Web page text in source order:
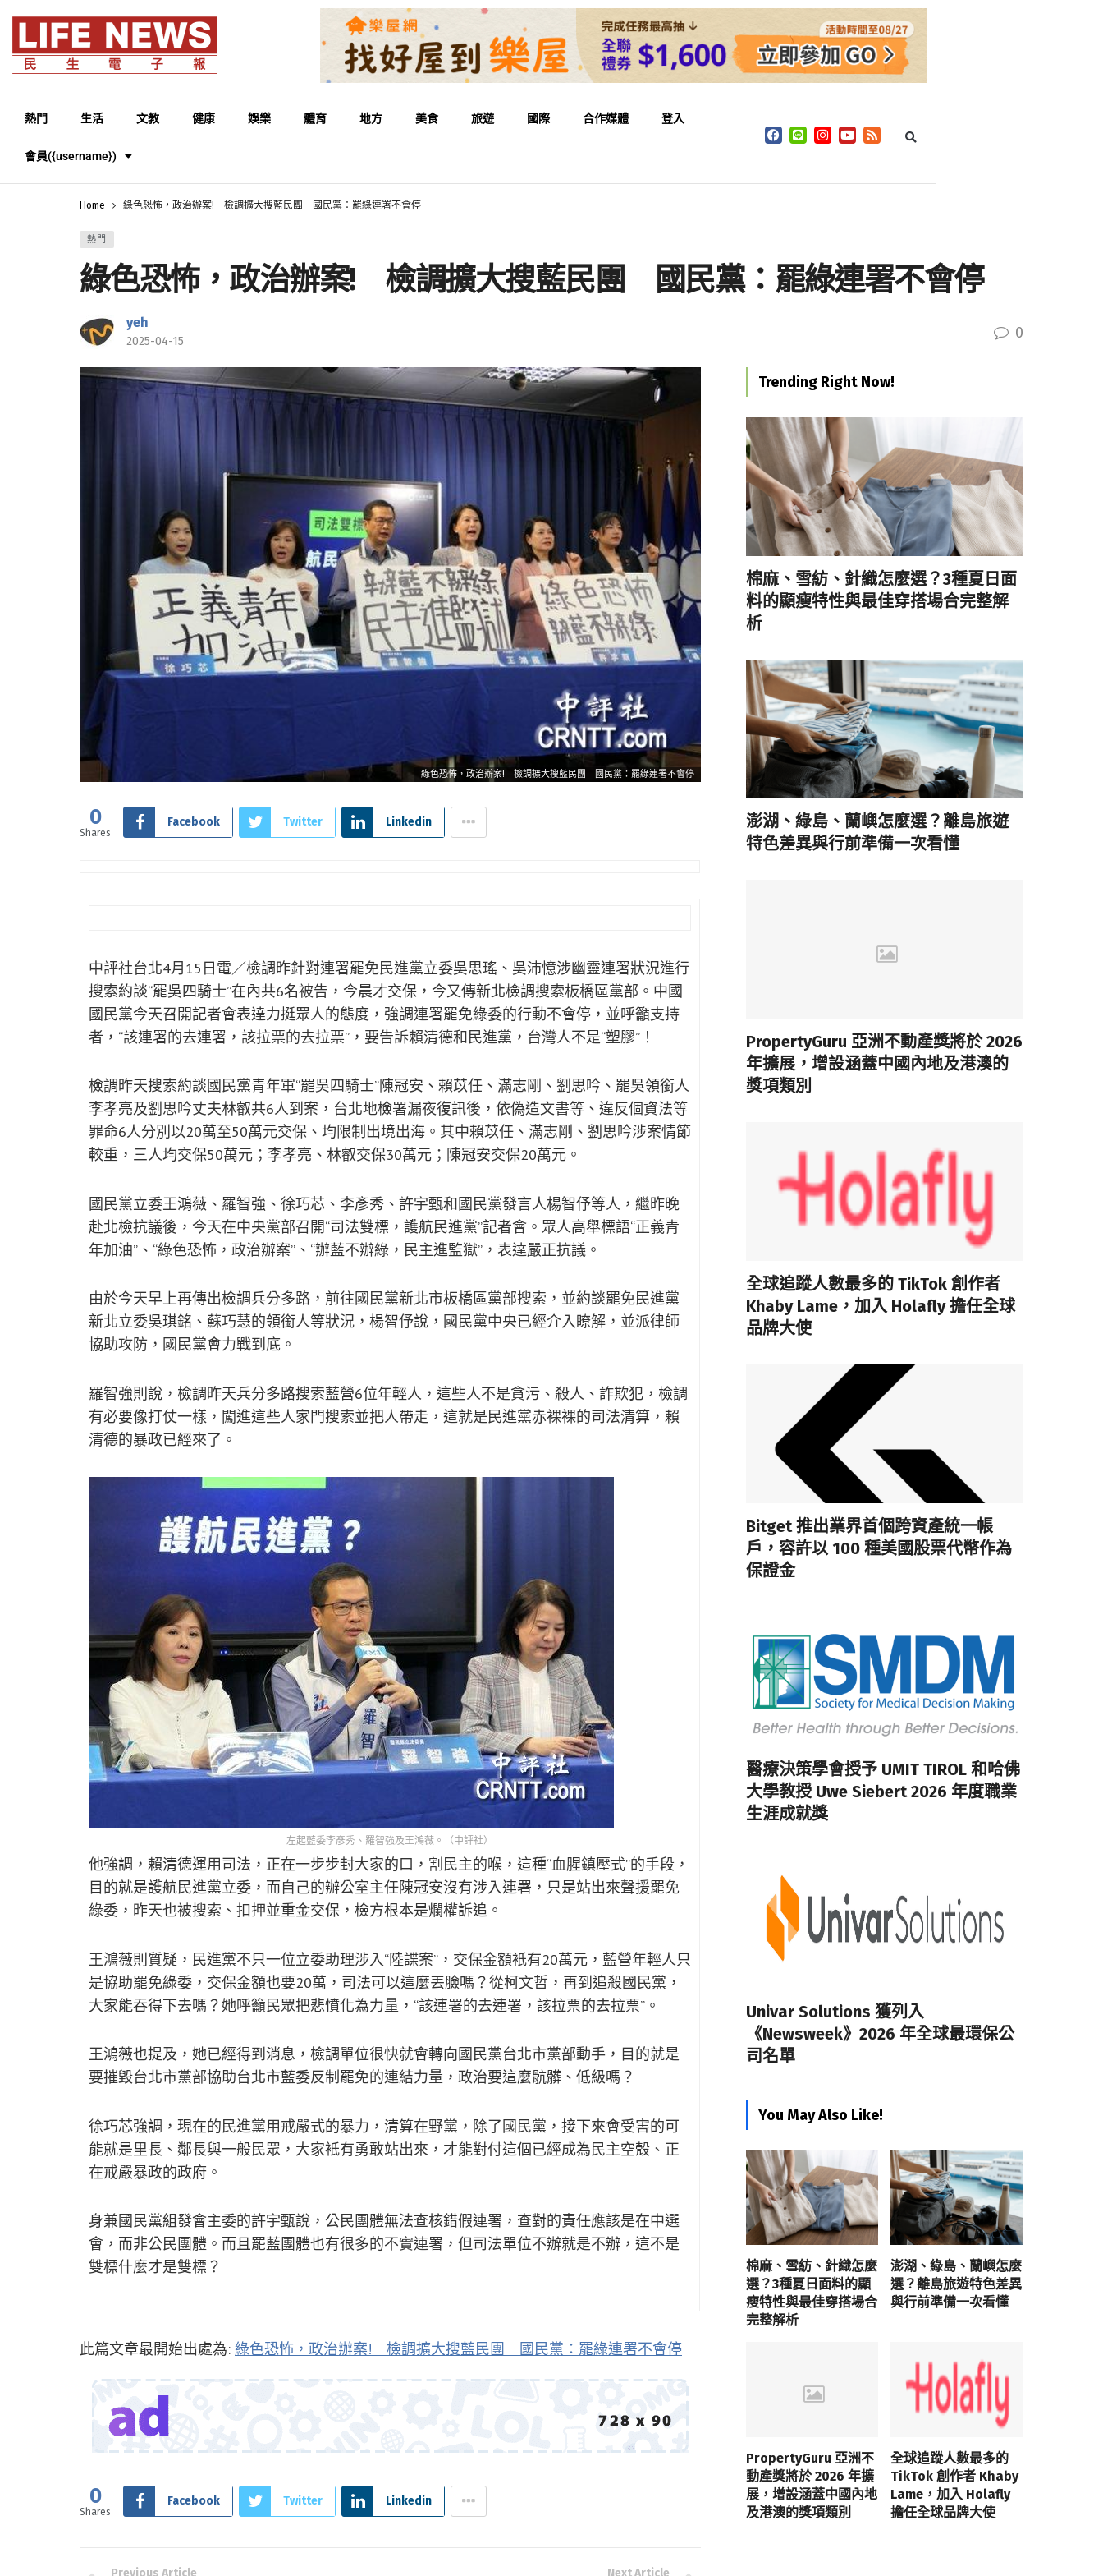
熱門 生活 文教 健康 娛樂 體育 地方 美食 旅遊 國際 合作媒體 登入
會員({username})
Home 綠色恐怖，政治辦案! 檢調擴大搜藍民團 國民黨：罷綠連署不會停
熱門
綠色恐怖，政治辦案! 檢調擴大搜藍民團 國民黨：罷綠連署不會停
yeh
2025-04-15 0
綠色恐怖，政治辦案! 檢調擴大搜藍民團 國民黨：罷綠連署不會停
0
Shares
Facebook Twitter Linkedin
中評社台北4月15日電／檢調昨針對連署罷免民進黨立委吳思瑤、吳沛憶涉幽靈連署狀況進行
搜索約談“罷吳四騎士”在內共6名被告，今晨才交保，今又傳新北檢調搜索板橋區黨部。中國
國民黨今天召開記者會表達力挺眾人的態度，強調連署罷免綠委的行動不會停，並呼籲支持
者，“該連署的去連署，該拉票的去拉票”，要告訴賴清德和民進黨，台灣人不是“塑膠”！
檢調昨天搜索約談國民黨青年軍“罷吳四騎士”陳冠安、賴苡任、滿志剛、劉思吟、罷吳領銜人
李孝亮及劉思吟丈夫林叡共6人到案，台北地檢署漏夜復訊後，依偽造文書等、違反個資法等
罪命6人分別以20萬至50萬元交保、均限制出境出海。其中賴苡任、滿志剛、劉思吟涉案情節
較重，三人均交保50萬元；李孝亮、林叡交保30萬元；陳冠安交保20萬元。
國民黨立委王鴻薇、羅智強、徐巧芯、李彥秀、許宇甄和國民黨發言人楊智伃等人，繼昨晚
赴北檢抗議後，今天在中央黨部召開“司法雙標，護航民進黨”記者會。眾人高舉標語“正義青
年加油”、“綠色恐怖，政治辦案”、“辦藍不辦綠，民主進監獄”，表達嚴正抗議。
由於今天早上再傳出檢調兵分多路，前往國民黨新北市板橋區黨部搜索，並約談罷免民進黨
新北立委吳琪銘、蘇巧慧的領銜人等狀況，楊智伃說，國民黨中央已經介入瞭解，並派律師
協助攻防，國民黨會力戰到底。
羅智強則說，檢調昨天兵分多路搜索藍營6位年輕人，這些人不是貪污、殺人、詐欺犯，檢調
有必要像打仗一樣，闖進這些人家門搜索並把人帶走，這就是民進黨赤裸裸的司法清算，賴
清德的暴政已經來了。
左起藍委李彥秀、羅智強及王鴻薇。（中評社）
他強調，賴清德運用司法，正在一步步封大家的口，割民主的喉，這種“血腥鎮壓式”的手段，
目的就是護航民進黨立委，而自己的辦公室主任陳冠安沒有涉入連署，只是站出來聲援罷免
綠委，昨天也被搜索、扣押並重金交保，檢方根本是爛權訴追。
王鴻薇則質疑，民進黨不只一位立委助理涉入“陸諜案”，交保金額衹有20萬元，藍營年輕人只
是協助罷免綠委，交保金額也要20萬，司法可以這麼丟臉嗎？從柯文哲，再到追殺國民黨，
大家能吞得下去嗎？她呼籲民眾把悲憤化為力量，“該連署的去連署，該拉票的去拉票”。
王鴻薇也提及，她已經得到消息，檢調單位很快就會轉向國民黨台北市黨部動手，目的就是
要摧毀台北市黨部協助台北市藍委反制罷免的連結力量，政治要這麼骯髒、低級嗎？
徐巧芯強調，現在的民進黨用戒嚴式的暴力，清算在野黨，除了國民黨，接下來會受害的可
能就是里長、鄰長與一般民眾，大家衹有勇敢站出來，才能對付這個已經成為民主空殼、正
在戒嚴暴政的政府。
身兼國民黨組發會主委的許宇甄說，公民團體無法查核錯假連署，查對的責任應該是在中選
會，而非公民團體。而且罷藍團體也有很多的不實連署，但司法單位不辦就是不辦，這不是
雙標什麼才是雙標？
此篇文章最開始出處為: 綠色恐怖，政治辦案! 檢調擴大搜藍民團 國民黨：罷綠連署不會停
0
Shares
Facebook Twitter Linkedin
Previous Article Next Article
Trending Right Now!
棉麻、雪紡、針織怎麼選？3種夏日面
料的顯瘦特性與最佳穿搭場合完整解
析
澎湖、綠島、蘭嶼怎麼選？離島旅遊
特色差異與行前準備一次看懂
PropertyGuru 亞洲不動產獎將於 2026
年擴展，增設涵蓋中國內地及港澳的
獎項類別
全球追蹤人數最多的 TikTok 創作者
Khaby Lame，加入 Holafly 擔任全球
品牌大使
Bitget 推出業界首個跨資產統一帳
戶，容許以 100 種美國股票代幣作為
保證金
醫療決策學會授予 UMIT TIROL 和哈佛
大學教授 Uwe Siebert 2026 年度職業
生涯成就獎
Univar Solutions 獲列入
《Newsweek》2026 年全球最環保公
司名單
You May Also Like!
棉麻、雪紡、針織怎麼
選？3種夏日面料的顯
瘦特性與最佳穿搭場合
完整解析
澎湖、綠島、蘭嶼怎麼
選？離島旅遊特色差異
與行前準備一次看懂
PropertyGuru 亞洲不
動產獎將於 2026 年擴
展，增設涵蓋中國內地
及港澳的獎項類別
全球追蹤人數最多的
TikTok 創作者 Khaby
Lame，加入 Holafly
擔任全球品牌大使